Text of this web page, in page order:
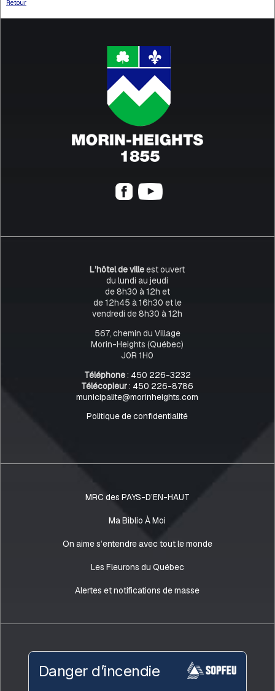
Retour
L’hôtel de villeest ouvert
du lundi au jeudi
de 8h30 à 12h et
de 12h45 à 16h30 et le
vendredi de 8h30 à 12h
567, chemin du Village
Morin-Heights (Québec)
J0R 1H0
Téléphone: 450 226-3232
Télécopieur: 450 226-8786
municipalite@morinheights.com
Politique de confidentialité
MRC des PAYS-D’EN-HAUT
Ma Biblio À Moi
On aime s’entendre avec tout le monde
Les Fleurons du Québec
Alertes et notifications de masse
Danger d’incendie